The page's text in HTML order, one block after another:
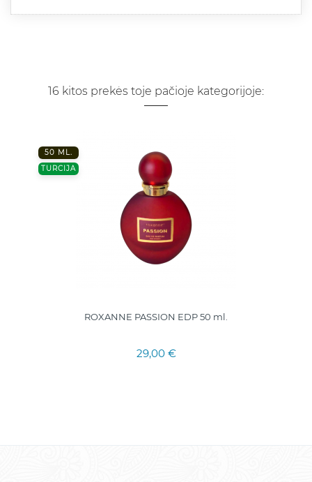
16 kitos prekės toje pačioje kategorijoje:
50 ML.
TURCIJA
ROXANNE PASSION EDP 50 ml.
29,00 €